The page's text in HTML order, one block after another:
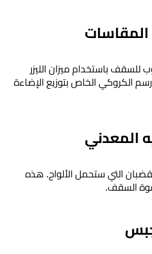
للسقف باستخدام ميزان الليزر
الكروكي الخاص بتوزيع الإضاءة
التي ستحمل الألواح. هذه
السقف.